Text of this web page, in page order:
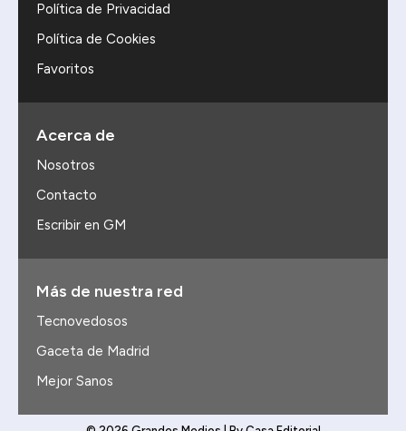
Política de Privacidad
Política de Cookies
Favoritos
Acerca de
Nosotros
Contacto
Escribir en GM
Más de nuestra red
Tecnovedosos
Gaceta de Madrid
Mejor Sanos